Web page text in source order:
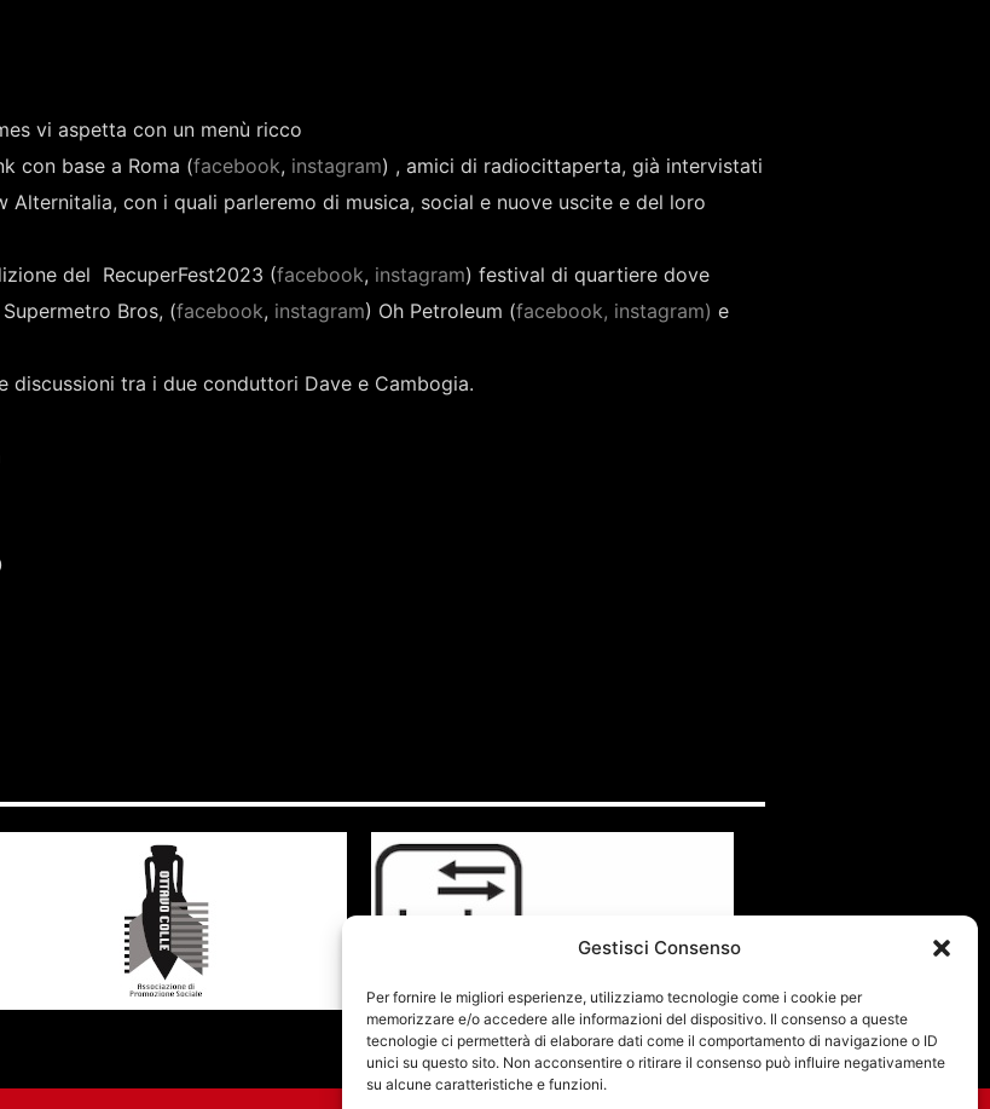
Gestisci Consenso
Per fornire le migliori esperienze, utilizziamo tecnologie come i cookie per
memorizzare e/o accedere alle informazioni del dispositivo. Il consenso a queste
tecnologie ci permetterà di elaborare dati come il comportamento di navigazione o ID
unici su questo sito. Non acconsentire o ritirare il consenso può influire negativamente
su alcune caratteristiche e funzioni.
vi aspetta con un menù ricco
con base a Roma (facebook, instagram) , amici di radiocittaperta, già intervistati
Alternitalia, con i quali parleremo di musica, social e nuove uscite e del loro
del RecuperFest2023 (facebook, instagram) festival di quartiere dove
Bros, (facebook, instagram) Oh Petroleum (facebook, instagram) e
discussioni tra i due conduttori Dave e Cambogia.